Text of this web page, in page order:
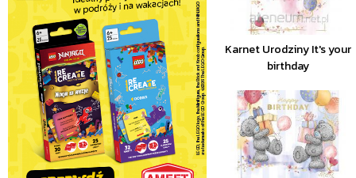
Karnet Urodziny It's your
birthday